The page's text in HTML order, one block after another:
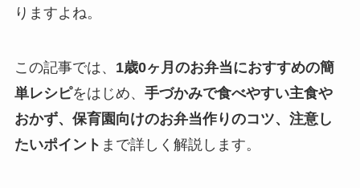
りますよね。
この記事では、 1歳0ヶ月のお弁当におすすめの簡
単レシピをはじめ、 手づかみで食べやすい主食や
おかず、保育園向けのお弁当作りのコツ、注意し
たいポイント まで詳しく解説します。